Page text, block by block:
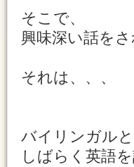
そこで、
興味深い話をさ
それは、、、
バイリンガル
しばらく英語